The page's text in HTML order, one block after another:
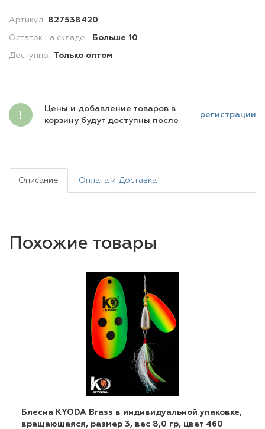
Артикул: 827538420
Остаток на складе: Больше 10
Доступно: Только оптом
Цены и добавление товаров в
корзину будут доступны после
регистрации
Описание Оплата и Доставка
Похожие товары
Блесна KYODA Brass в индивидуальной упаковке,
вращающаяся, размер 3, вес 8,0 гр, цвет 460